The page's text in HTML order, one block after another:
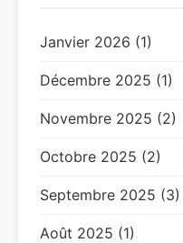
Janvier 2026 (1)
Décembre 2025 (1)
Novembre 2025 (2)
Octobre 2025 (2)
Septembre 2025 (3)
Août 2025 (1)